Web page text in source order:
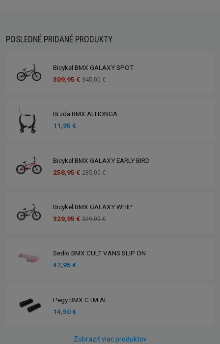
POSLEDNÉ PRIDANÉ PRODUKTY
Bicykel BMX GALAXY SPOT
309,95 € 345,00 €
Brzda BMX ALHONGA
11,95 €
Bicykel BMX GALAXY EARLY BIRD
258,95 € 285,00 €
Bicykel BMX GALAXY WHIP
329,95 € 399,00 €
Sedlo BMX CULT VANS SLIP ON
47,95 €
Pegy BMX CTM AL
14,50 €
Zobraziť viac produktov